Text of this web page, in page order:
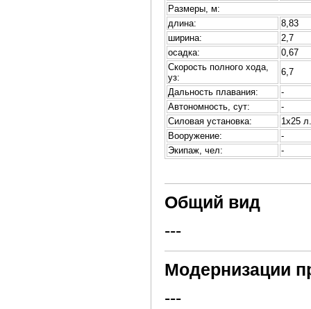
Размеры, м:
длина:
8,83
ширина:
2,7
осадка:
0,67
Скорость полного хода,
уз:
6,7
Дальность плавания:
-
Автономность, сут:
-
Силовая установка:
1х25
Вооружение:
-
Экипаж, чел:
-
Общий вид
---
Модернизации
---